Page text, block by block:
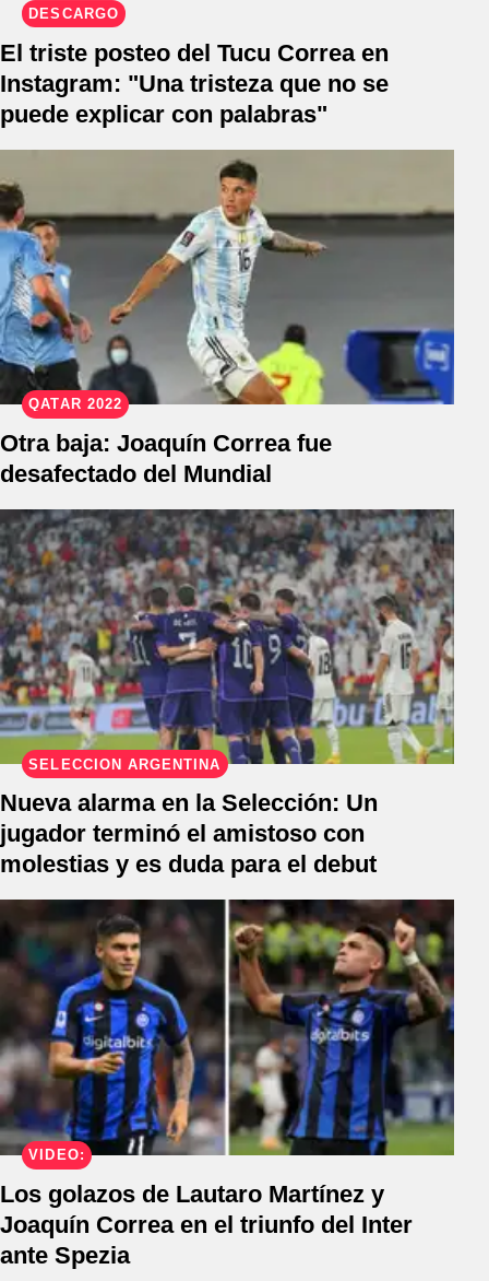
DESCARGO
El triste posteo del Tucu Correa en
Instagram: "Una tristeza que no se
puede explicar con palabras"
QATAR 2022
Otra baja: Joaquín Correa fue
desafectado del Mundial
SELECCIÓN ARGENTINA
Nueva alarma en la Selección: Un
jugador terminó el amistoso con
molestias y es duda para el debut
VIDEO:
Los golazos de Lautaro Martínez y
Joaquín Correa en el triunfo del Inter
ante Spezia